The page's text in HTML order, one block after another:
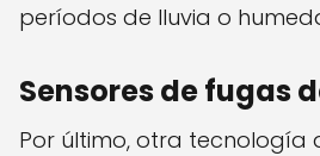
períodos de lluvia o
Sensores de fugas
Por último, otra tecnología